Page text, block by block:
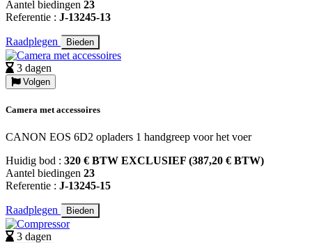
Aantel biedingen 23
Referentie : J-13245-13
Raadplegen Bieden
3 dagen
Volgen
Camera met accessoires
CANON EOS 6D2 opladers 1 handgreep voor het voer
Huidig bod : 320 € BTW EXCLUSIEF (387,20 € BTW)
Aantel biedingen 23
Referentie : J-13245-15
Raadplegen Bieden
3 dagen